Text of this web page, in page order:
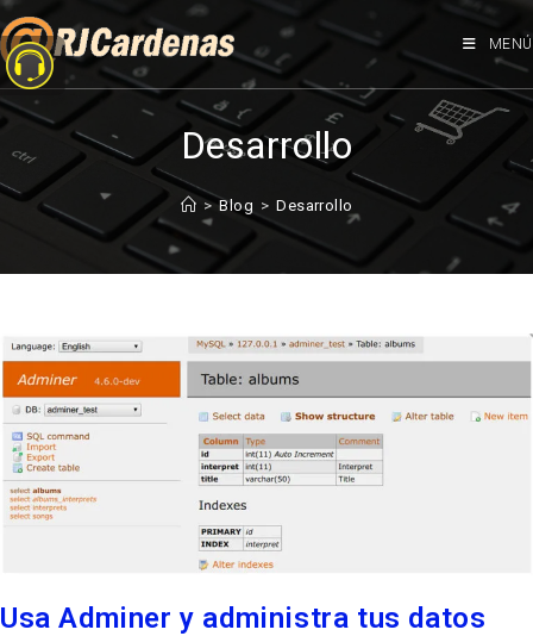
MENÚ
Desarrollo
> Blog > Desarrollo
Usa Adminer y administra tus datos